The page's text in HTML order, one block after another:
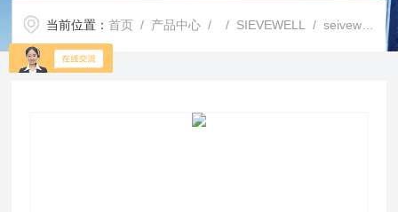
当前位置：首页 / 产品中心 / / SIEVEWELL / seivewell单细胞筛选版